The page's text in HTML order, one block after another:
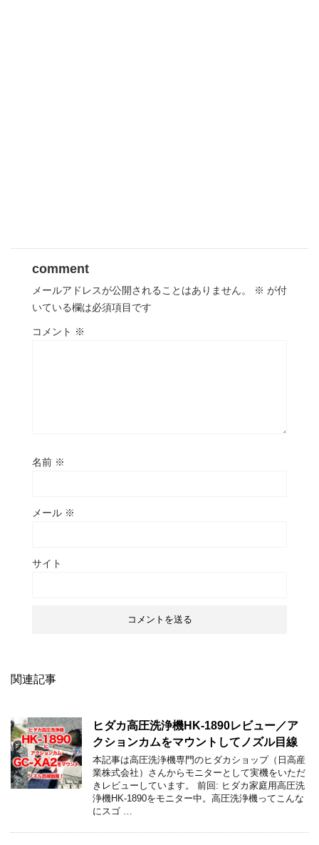
comment
メールアドレスが公開されることはありません。 ※ が付
いている欄は必須項目です
コメント ※
名前 ※
メール ※
サイト
関連記事
ヒダカ高圧洗浄機HK-1890レビュー／ア
クションカムをマウントしてノズル目線
本記事は高圧洗浄機専門のヒダカショップ（日高産
業株式会社）さんからモニターとして実機をいただ
きレビューしています。 前回: ヒダカ家庭用高圧洗
浄機HK-1890をモニター中。高圧洗浄機ってこんな
にスゴ …